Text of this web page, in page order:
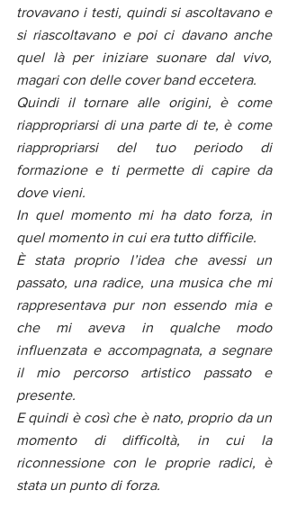
trovavano i testi, quindi si ascoltavano e
si riascoltavano e poi ci davano anche
quel là per iniziare suonare dal vivo,
magari con delle cover band eccetera.
Quindi il tornare alle origini, è come
riappropriarsi di una parte di te, è come
riappropriarsi del tuo periodo di
formazione e ti permette di capire da
dove vieni.
In quel momento mi ha dato forza, in
quel momento in cui era tutto difficile.
È stata proprio l’idea che avessi un
passato, una radice, una musica che mi
rappresentava pur non essendo mia e
che mi aveva in qualche modo
influenzata e accompagnata, a segnare
il mio percorso artistico passato e
presente.
E quindi è così che è nato, proprio da un
momento di difficoltà, in cui la
riconnessione con le proprie radici, è
stata un punto di forza.